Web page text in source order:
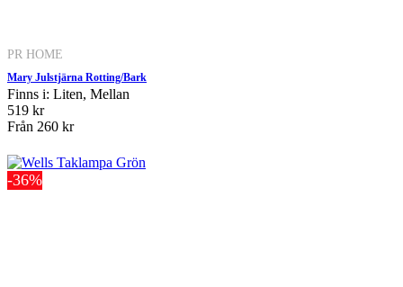
PR HOME
Mary Julstjärna Rotting/Bark
Finns i: Liten, Mellan
519 kr
Från 260 kr
-36%